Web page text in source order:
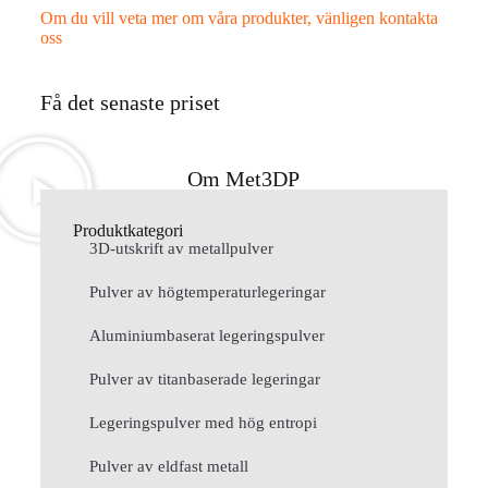
Om du vill veta mer om våra produkter, vänligen kontakta
oss
Få det senaste priset
Om Met3DP
Produktkategori
3D-utskrift av metallpulver
Pulver av högtemperaturlegeringar
Aluminiumbaserat legeringspulver
Pulver av titanbaserade legeringar
Legeringspulver med hög entropi
Pulver av eldfast metall